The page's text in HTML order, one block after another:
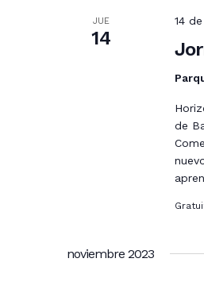
de
Eventos
JUE
14
14
de
noviembre 2023